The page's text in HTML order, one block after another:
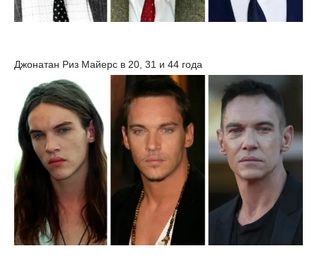
Джонатан Риз Майерс в 20, 31 и 44 года